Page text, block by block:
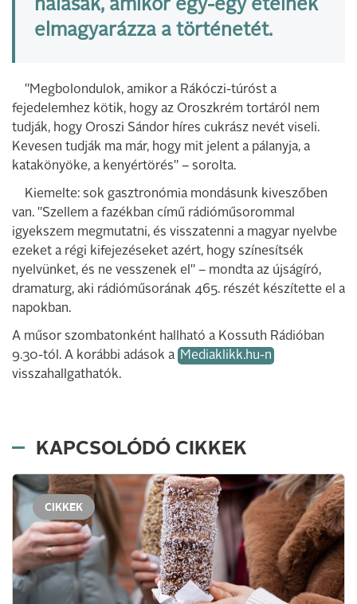
hálásak, amikor egy-egy ételnek
elmagyarázza a történetét.
"Megbolondulok, amikor a Rákóczi-túróst a
fejedelemhez kötik, hogy az Oroszkrém tortáról nem
tudják, hogy Oroszi Sándor híres cukrász nevét viseli.
Kevesen tudják ma már, hogy mit jelent a pálanyja, a
katakönyöke, a kenyértörés" – sorolta.
Kiemelte: sok gasztronómia mondásunk kiveszőben
van. "Szellem a fazékban című rádióműsorommal
igyekszem megmutatni, és visszatenni a magyar nyelvbe
ezeket a régi kifejezéseket azért, hogy színesítsék
nyelvünket, és ne vesszenek el" – mondta az újságíró,
dramaturg, aki rádióműsorának 465. részét készítette el a
napokban.
A műsor szombatonként hallható a Kossuth Rádióban
9.30-tól. A korábbi adások a Mediaklikk.hu-n
visszahallgathatók.
KAPCSOLÓDÓ CIKKEK
CIKKEK